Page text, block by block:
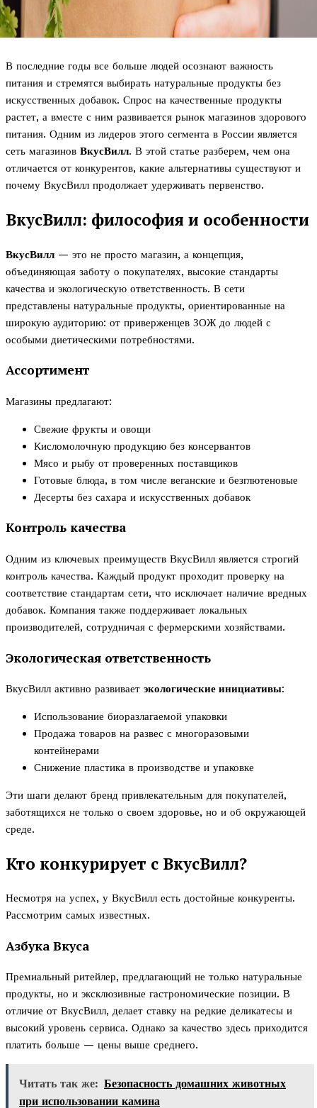
В последние годы все больше людей осознают важность
питания и стремятся выбирать натуральные продукты без
искусственных добавок. Спрос на качественные продукты
растет, а вместе с ним развивается рынок магазинов здорового
питания. Одним из лидеров этого сегмента в России является
сеть магазинов ВкусВилл. В этой статье разберем, чем она
отличается от конкурентов, какие альтернативы существуют и
почему ВкусВилл продолжает удерживать первенство.
ВкусВилл: философия и особенности
ВкусВилл — это не просто магазин, а концепция,
объединяющая заботу о покупателях, высокие стандарты
качества и экологическую ответственность. В сети
представлены натуральные продукты, ориентированные на
широкую аудиторию: от приверженцев ЗОЖ до людей с
особыми диетическими потребностями.
Ассортимент
Магазины предлагают:
Свежие фрукты и овощи
Кисломолочную продукцию без консервантов
Мясо и рыбу от проверенных поставщиков
Готовые блюда, в том числе веганские и безглютеновые
Десерты без сахара и искусственных добавок
Контроль качества
Одним из ключевых преимуществ ВкусВилл является строгий
контроль качества. Каждый продукт проходит проверку на
соответствие стандартам сети, что исключает наличие вредных
добавок. Компания также поддерживает локальных
производителей, сотрудничая с фермерскими хозяйствами.
Экологическая ответственность
ВкусВилл активно развивает экологические инициативы:
Использование биоразлагаемой упаковки
Продажа товаров на развес с многоразовыми
контейнерами
Снижение пластика в производстве и упаковке
Эти шаги делают бренд привлекательным для покупателей,
заботящихся не только о своем здоровье, но и об окружающей
среде.
Кто конкурирует с ВкусВилл?
Несмотря на успех, у ВкусВилл есть достойные конкуренты.
Рассмотрим самых известных.
Азбука Вкуса
Премиальный ритейлер, предлагающий не только натуральные
продукты, но и эксклюзивные гастрономические позиции. В
отличие от ВкусВилл, делает ставку на редкие деликатесы и
высокий уровень сервиса. Однако за качество здесь приходится
платить больше — цены выше среднего.
Читать так же: Безопасность домашних животных
при использовании камина